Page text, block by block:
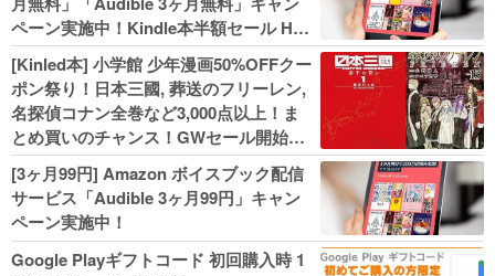
ペーン実施中！Kindle本半額セール HU
NTER×HUNTERなど集英社、無職転生,
幼女戦記などKADOKAWA、キャプテン
翼100円セールも！
[Kinled本] 小学館 少年漫画50%OFFクー
ポン祭り！日本三國, 葬送のフリーレン,
名探偵コナン全巻など3,000点以上！ま
とめ買いのチャンス！GWセール開始！
人気コミック多数 カドカワ祭やIT関連本
がセールに！
[3ヶ月99円] Amazon ボイスブック配信
サービス「Audible 3ヶ月99円」キャン
ペーン実施中！
Google Playギフトコード 初回購入時 1